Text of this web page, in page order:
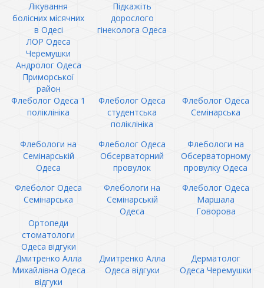
Лікування
болісних місячних
в Одесі
Підкажіть
дорослого
гінеколога Одеса
ЛОР Одеса
Черемушки
Андролог Одеса
Приморської
район
Флеболог Одеса 1
поліклініка
Флеболог Одеса
студентська
поліклініка
Флеболог Одеса
Семінарська
Флебологи на
Семінарській
Одеса
Флеболог Одеса
Обсерваторний
провулок
Флебологи на
Обсерваторному
провулку Одеса
Флеболог Одеса
Семінарська
Флебологи на
Семінарській
Одеса
Флеболог Одеса
Маршала
Говорова
Ортопеди
стоматологи
Одеса відгуки
Дмитренко Алла
Михайлівна Одеса
відгуки
Дмитренко Алла
Одеса відгуки
Дерматолог
Одеса Черемушки